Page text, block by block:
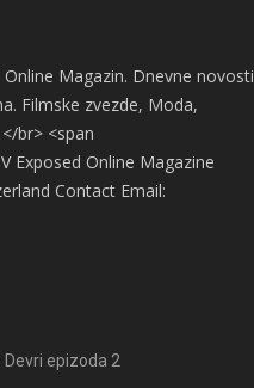
Magazin. Dnevne novosti
Filmske zvezde, Moda,
br> <span
Exposed Online Magazine
Contact Email:
Devri epizoda 2